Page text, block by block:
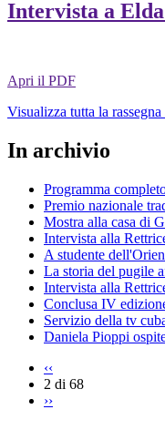
Intervista a
Apri il PDF
Visualizza tutta la rassegna
In archivio
Programma
Premio nazionale
Mostra alla casa di
Intervista alla
A studente
La storia del pugile
Intervista alla
Conclusa IV
Servizio della tv
Daniela Pioppi
‹‹
2 di 68
››